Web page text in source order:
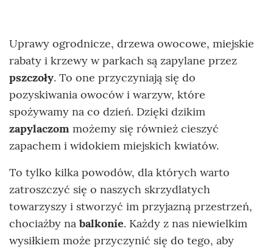
Uprawy ogrodnicze, drzewa owocowe, miejskie
rabaty i krzewy w parkach są zapylane przez
pszczoły. To one przyczyniają się do
pozyskiwania owoców i warzyw, które
spożywamy na co dzień. Dzięki dzikim
zapylaczom możemy się również cieszyć
zapachem i widokiem miejskich kwiatów.
To tylko kilka powodów, dla których warto
zatroszczyć się o naszych skrzydlatych
towarzyszy i stworzyć im przyjazną przestrzeń,
chociażby na balkonie. Każdy z nas niewielkim
wysiłkiem może przyczynić się do tego, aby